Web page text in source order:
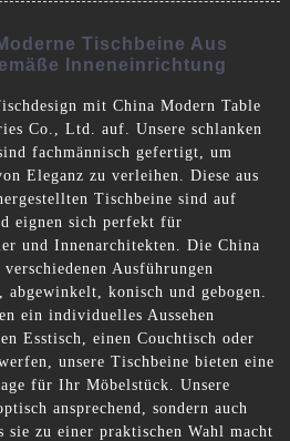
Tischbeine Aus
Inneneinrichtung
mit China Modern Table
Co., Ltd. auf. Unsere schlanken
fachmännisch gefertigt, um
Eleganz zu verleihen. Diese aus
Tischbeine sind auf
eignen sich perfekt für
und Innenarchitekten. Die China
Ausführungen
konisch und gebogen.
ein individuelles Aussehen
Esstisch, einen Couchtisch oder
unsere Tischbeine bieten eine
für Ihr Möbelstück. Unsere
ansprechend, sondern auch
zu einer praktischen Wahl macht